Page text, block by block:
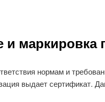
и маркировка
нормам и
выдает сертификат.